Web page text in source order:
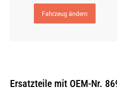
Fahrzeug ändern
Ersatzteile mit OEM-Nr.